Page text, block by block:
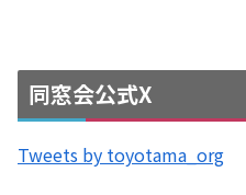
同窓会公式X
Tweets by toyotama_org